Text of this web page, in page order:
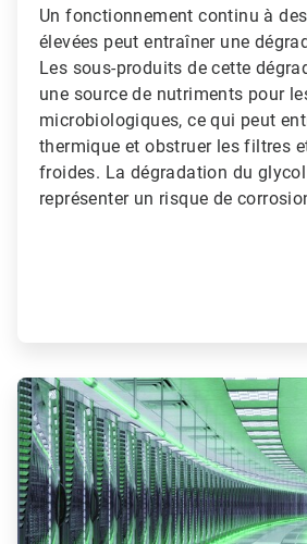
Un fonctionnement continu à
élevées peut entraîner une
Les sous-produits de cette
une source de nutriments pour
microbiologiques, ce qui peut
thermique et obstruer les filtres
froides. La dégradation du
représenter un risque de
ArticleTile
2
de
3